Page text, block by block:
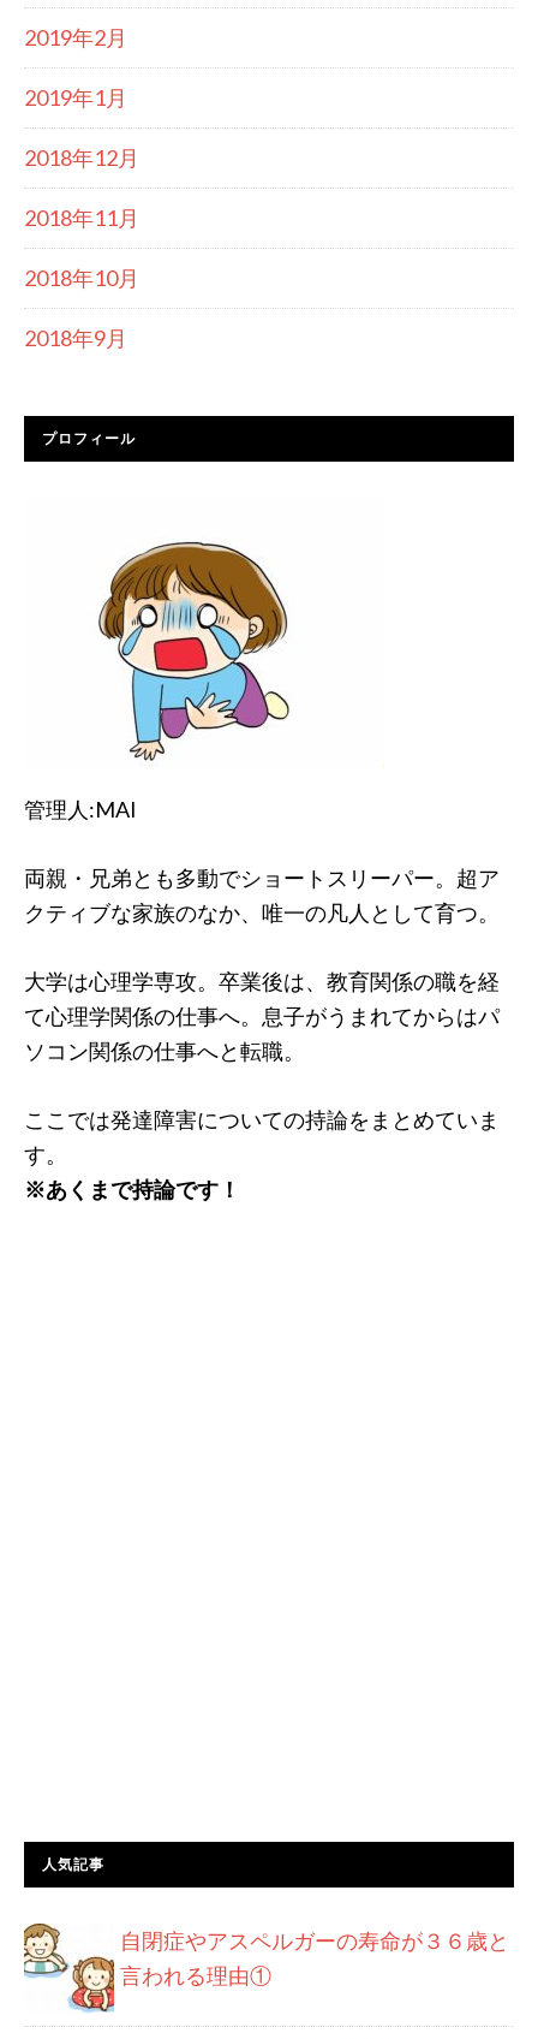
2019年2月
2019年1月
2018年12月
2018年11月
2018年10月
2018年9月
プロフィール
管理人:MAI
両親・兄弟とも多動でショートスリーパー。超ア
クティブな家族のなか、唯一の凡人として育つ。
大学は心理学専攻。卒業後は、教育関係の職を経
て心理学関係の仕事へ。息子がうまれてからはパ
ソコン関係の仕事へと転職。
ここでは発達障害についての持論をまとめていま
す。
※あくまで持論です！
人気記事
自閉症やアスペルガーの寿命が３６歳と
言われる理由①